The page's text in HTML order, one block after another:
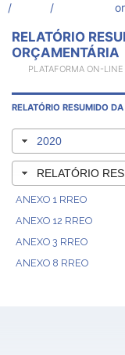
/
/
RELATÓRIO
ORÇAMENTÁRIA
PLATAFORMA ON-
RELATÓRIO RESUMIDO
2020
RELATÓRIO
ANEXO 1 RREO
ANEXO 12 RREO
ANEXO 3 RREO
ANEXO 8 RREO